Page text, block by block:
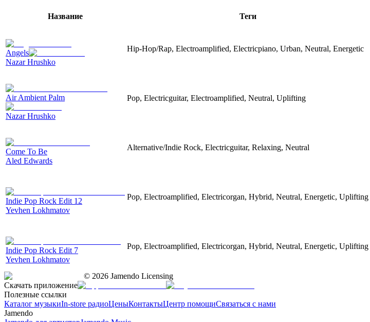
Название Теги
Angels
Nazar Hrushko
Hip-Hop/Rap, Electroamplified, Electricpiano, Urban, Neutral, Energetic
Air Ambient Palm
Nazar Hrushko
Pop, Electricguitar, Electroamplified, Neutral, Uplifting
Come To Be
Aled Edwards
Alternative/Indie Rock, Electricguitar, Relaxing, Neutral
Indie Pop Rock Edit 12
Yevhen Lokhmatov
Pop, Electroamplified, Electricorgan, Hybrid, Neutral, Energetic, Uplifting
Indie Pop Rock Edit 7
Yevhen Lokhmatov
Pop, Electroamplified, Electricorgan, Hybrid, Neutral, Energetic, Uplifting
© 2026 Jamendo Licensing
Скачать приложение
Полезные ссылки
Каталог музыкиIn-store радиоЦеныКонтактыЦентр помощиСвязаться с нами
Jamendo